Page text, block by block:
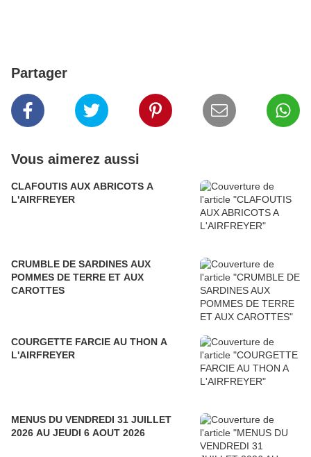
Partager
Vous aimerez aussi
CLAFOUTIS AUX ABRICOTS A
L'AIRFREYER
CRUMBLE DE SARDINES AUX
POMMES DE TERRE ET AUX
CAROTTES
COURGETTE FARCIE AU THON A
L'AIRFREYER
MENUS DU VENDREDI 31 JUILLET
2026 AU JEUDI 6 AOUT 2026